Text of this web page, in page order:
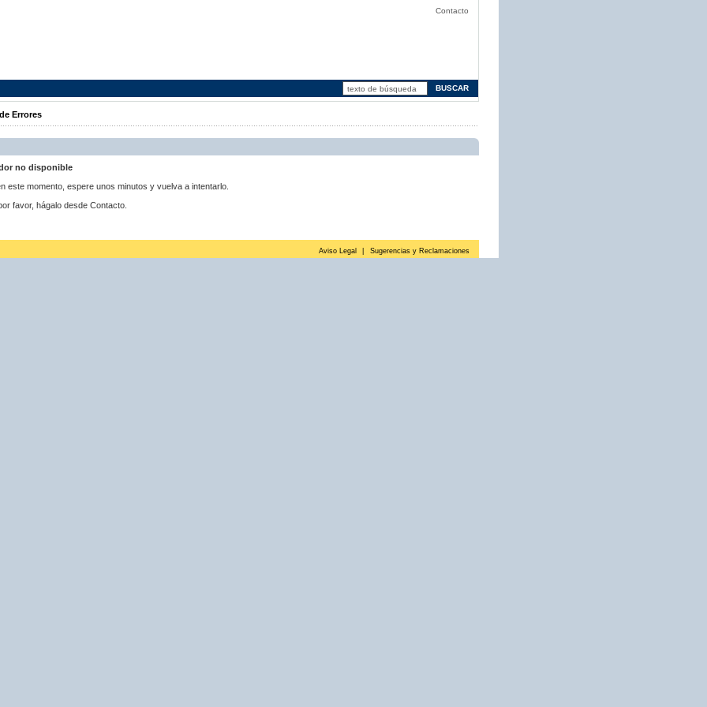
Contacto
Errores
no disponible
este momento, espere unos minutos y vuelva a intentarlo.
favor, hágalo desde Contacto.
Aviso Legal Sugerencias y Reclamaciones